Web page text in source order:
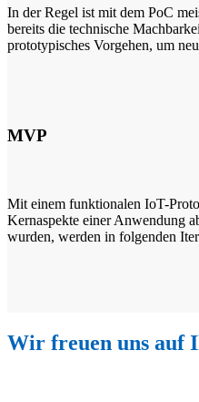
In der Regel ist mit dem PoC
bereits die technische
prototypisches Vorgehen, um
MVP
Mit einem funktionalen IoT-
Kernaspekte einer Anwendung
wurden, werden in folgenden
Wir freuen uns auf